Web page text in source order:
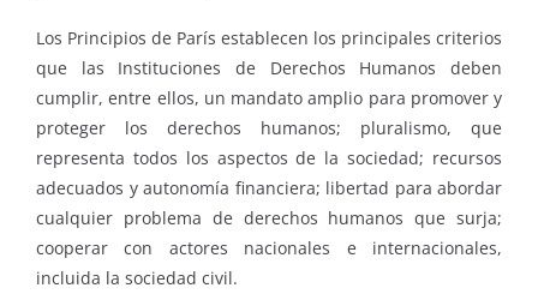
Los Principios de París establecen los principales criterios
que las Instituciones de Derechos Humanos deben
cumplir, entre ellos, un mandato amplio para promover y
proteger los derechos humanos; pluralismo, que
representa todos los aspectos de la sociedad; recursos
adecuados y autonomía financiera; libertad para abordar
cualquier problema de derechos humanos que surja;
cooperar con actores nacionales e internacionales,
incluida la sociedad civil.